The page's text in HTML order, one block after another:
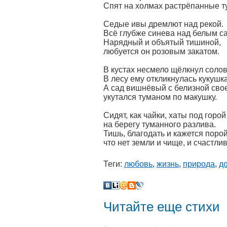
Спят на холмах растрёпанные
Седые ивы дремлют над рекой.
Всё глубже синева над белым
Нарядный и объятый тишиной,
любуется он розовым закатом.
В кустах несмело щёлкнул
В лесу ему откликнулась
А сад вишнёвый с белизной
укутался туманом по макушку.
Сидят, как чайки, хаты под горой
на берегу туманного разлива.
Тишь, благодать и кажется
что нет земли и чище, и
Теги: любовь, жизнь, природа,
Читайте еще стихи